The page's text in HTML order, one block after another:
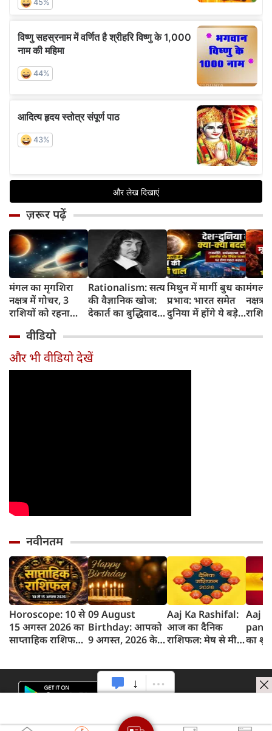
ज़रूर पढ़ें
मंगल का मृगशिरा
नक्षत्र में गोचर, 3
राशियों को रहना
सावधान
Rationalism: सत्य
की वैज्ञानिक खोज:
देकार्त का बुद्धिवाद
का जन्म
मिथुन में मार्गी बुध का
प्रभाव: भारत समेत
दुनिया में होंगे ये बड़े
मंगल
नक्षत्र
किसे
वीडियो
और भी वीडियो देखें
नवीनतम
Horoscope: 10 से
15 अगस्त 2026 का
साप्ताहिक राशिफल,
नुकसान
09 August
Birthday: आपको
9 अगस्त, 2026 के
Aaj Ka Rashifal:
आज का दैनिक
राशिफल: मेष से मीन
2026)
Aaj
का
समय